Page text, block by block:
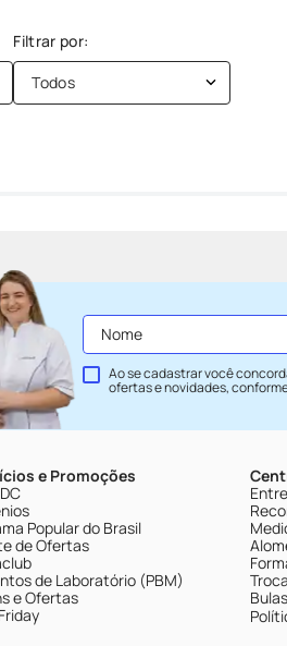
Todos
Ao se cadastrar você
ofertas e novidades,
e Promoções
Popular do Brasil
de Ofertas
de Laboratório (PBM)
e Ofertas